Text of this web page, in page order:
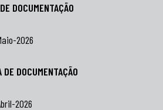
DOCUMENTAÇÃO
2026
DOCUMENTAÇÃO
2026